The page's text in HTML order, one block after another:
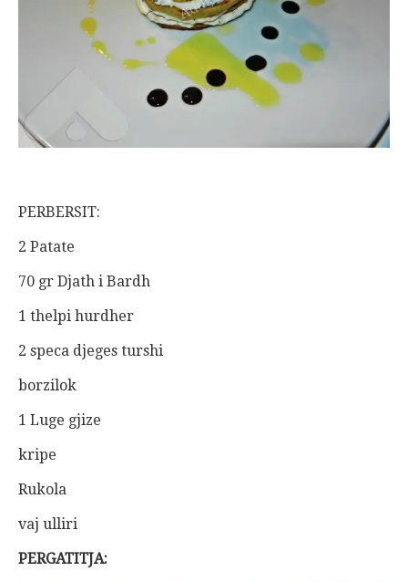
PERBERSIT:
2 Patate
70 gr Djath i Bardh
1 thelpi hurdher
2 speca djeges turshi
borzilok
1 Luge gjize
kripe
Rukola
vaj ulliri
PERGATITJA: